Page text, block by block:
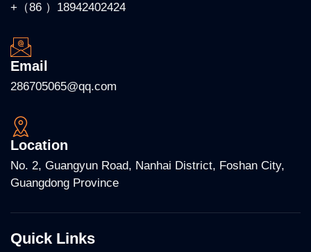
+（86 ）18942402424
Email
286705065@qq.com
Location
No. 2, Guangyun Road, Nanhai District, Foshan City,
Guangdong Province
Quick Links